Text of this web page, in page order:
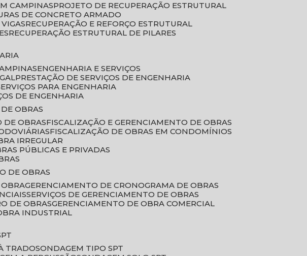
CAMPINAS
PROJETO DE RECUPERAÇÃO ESTRUTURAL
DE CONCRETO ARMADO
RECUPERAÇÃO E REFORÇO ESTRUTURAL
RECUPERAÇÃO ESTRUTURAL DE PILARES
ENGENHARIA E SERVIÇOS
PRESTAÇÃO DE SERVIÇOS DE ENGENHARIA
SERVIÇOS PARA ENGENHARIA
DE ENGENHARIA
DE OBRAS
DE OBRAS
FISCALIZAÇÃO E GERENCIAMENTO DE OBRAS
FISCALIZAÇÃO DE OBRAS EM CONDOMÍNIOS
IRREGULAR
PÚBLICAS E PRIVADAS
DE OBRAS
OBRA
GERENCIAMENTO DE CRONOGRAMA DE OBRAS
SERVIÇOS DE GERENCIAMENTO DE OBRAS
DE OBRAS
GERENCIAMENTO DE OBRA COMERCIAL
INDUSTRIAL
TRADO SONDAGEM TIPO SPT